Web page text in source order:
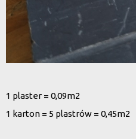
1 plaster = 0,09m2
1 karton = 5 plastrów = 0,45m2